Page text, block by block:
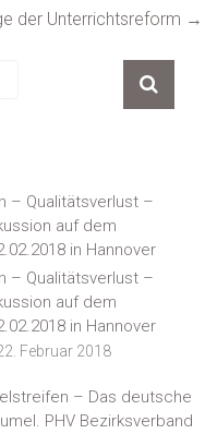
der Unterrichtsreform →
– Qualitätsverlust –
auf dem
in Hannover
– Qualitätsverlust –
auf dem
in Hannover
Februar 2018
– Das deutsche
PHV Bezirksverband